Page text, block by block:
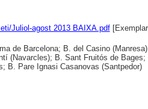
Juliol-agost 2013 BAIXA.pdf[Exemplar
de Barcelona; B. del Casino
(Navarcles); B. Sant Fruitós de Bages;
B. Pare Ignasi Casanovas (Santpedor)